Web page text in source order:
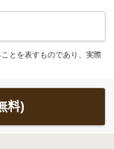
とを表すものであり、実際
料)